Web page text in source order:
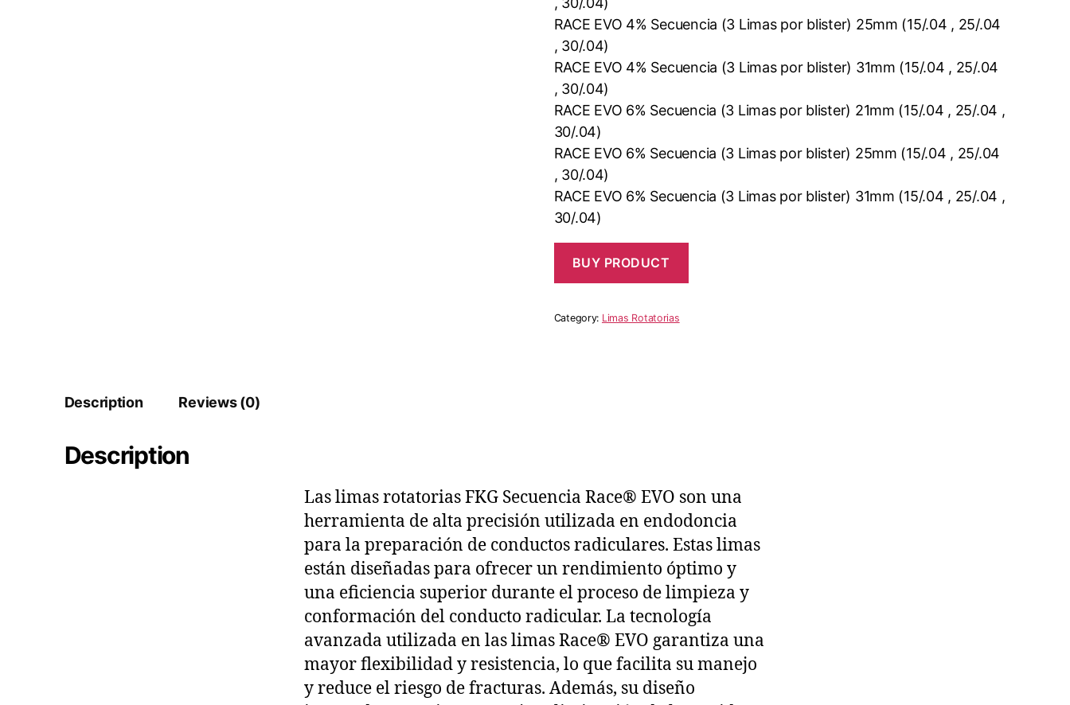
RACE EVO 4% Secuencia (3 Limas por blister) 25mm (15/.04 , 25/.04
, 30/.04)
RACE EVO 4% Secuencia (3 Limas por blister) 31mm (15/.04 , 25/.04
, 30/.04)
RACE EVO 6% Secuencia (3 Limas por blister) 21mm (15/.04 , 25/.04 ,
30/.04)
RACE EVO 6% Secuencia (3 Limas por blister) 25mm (15/.04 , 25/.04
, 30/.04)
RACE EVO 6% Secuencia (3 Limas por blister) 31mm (15/.04 , 25/.04 ,
30/.04)
BUY PRODUCT
Category: Limas Rotatorias
Description Reviews (0)
Description
Las limas rotatorias FKG Secuencia Race® EVO son una
herramienta de alta precisión utilizada en endodoncia
para la preparación de conductos radiculares. Estas limas
están diseñadas para ofrecer un rendimiento óptimo y
una eficiencia superior durante el proceso de limpieza y
conformación del conducto radicular. La tecnología
avanzada utilizada en las limas Race® EVO garantiza una
mayor flexibilidad y resistencia, lo que facilita su manejo
y reduce el riesgo de fracturas. Además, su diseño